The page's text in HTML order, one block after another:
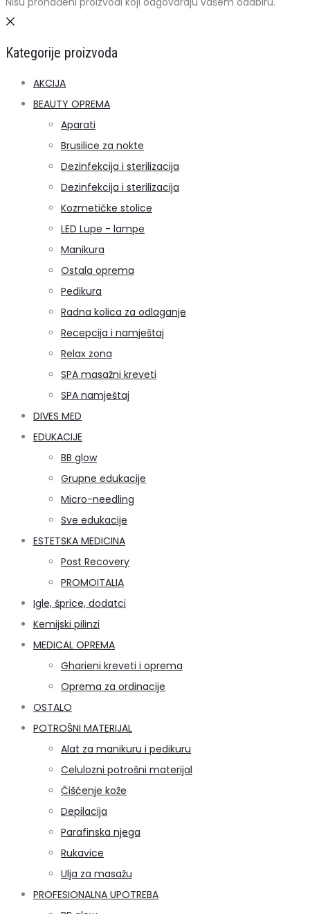
Kategorije proizvoda
AKCIJA
BEAUTY OPREMA
Aparati
Brusilice za nokte
Dezinfekcija i sterilizacija
Dezinfekcija i sterilizacija
Kozmetičke stolice
LED Lupe - lampe
Manikura
Ostala oprema
Pedikura
Radna kolica za odlaganje
Recepcija i namještaj
Relax zona
SPA masažni kreveti
SPA namještaj
DIVES MED
EDUKACIJE
BB glow
Grupne edukacije
Micro-needling
Sve edukacije
ESTETSKA MEDICINA
Post Recovery
PROMOITALIA
Igle, šprice, dodatci
Kemijski pilinzi
MEDICAL OPREMA
Gharieni kreveti i oprema
Oprema za ordinacije
OSTALO
POTROŠNI MATERIJAL
Alat za manikuru i pedikuru
Celulozni potrošni materijal
Čišćenje kože
Depilacija
Parafinska njega
Rukavice
Ulja za masažu
PROFESIONALNA UPOTREBA